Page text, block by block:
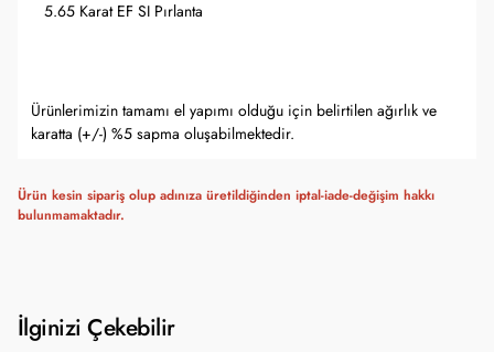
5.65 Karat EF SI Pırlanta
Ürünlerimizin tamamı el yapımı olduğu için belirtilen ağırlık ve
karatta (+/-) %5 sapma oluşabilmektedir.
Ürün kesin sipariş olup adınıza üretildiğinden iptal-iade-değişim hakkı
bulunmamaktadır.
İlginizi Çekebilir